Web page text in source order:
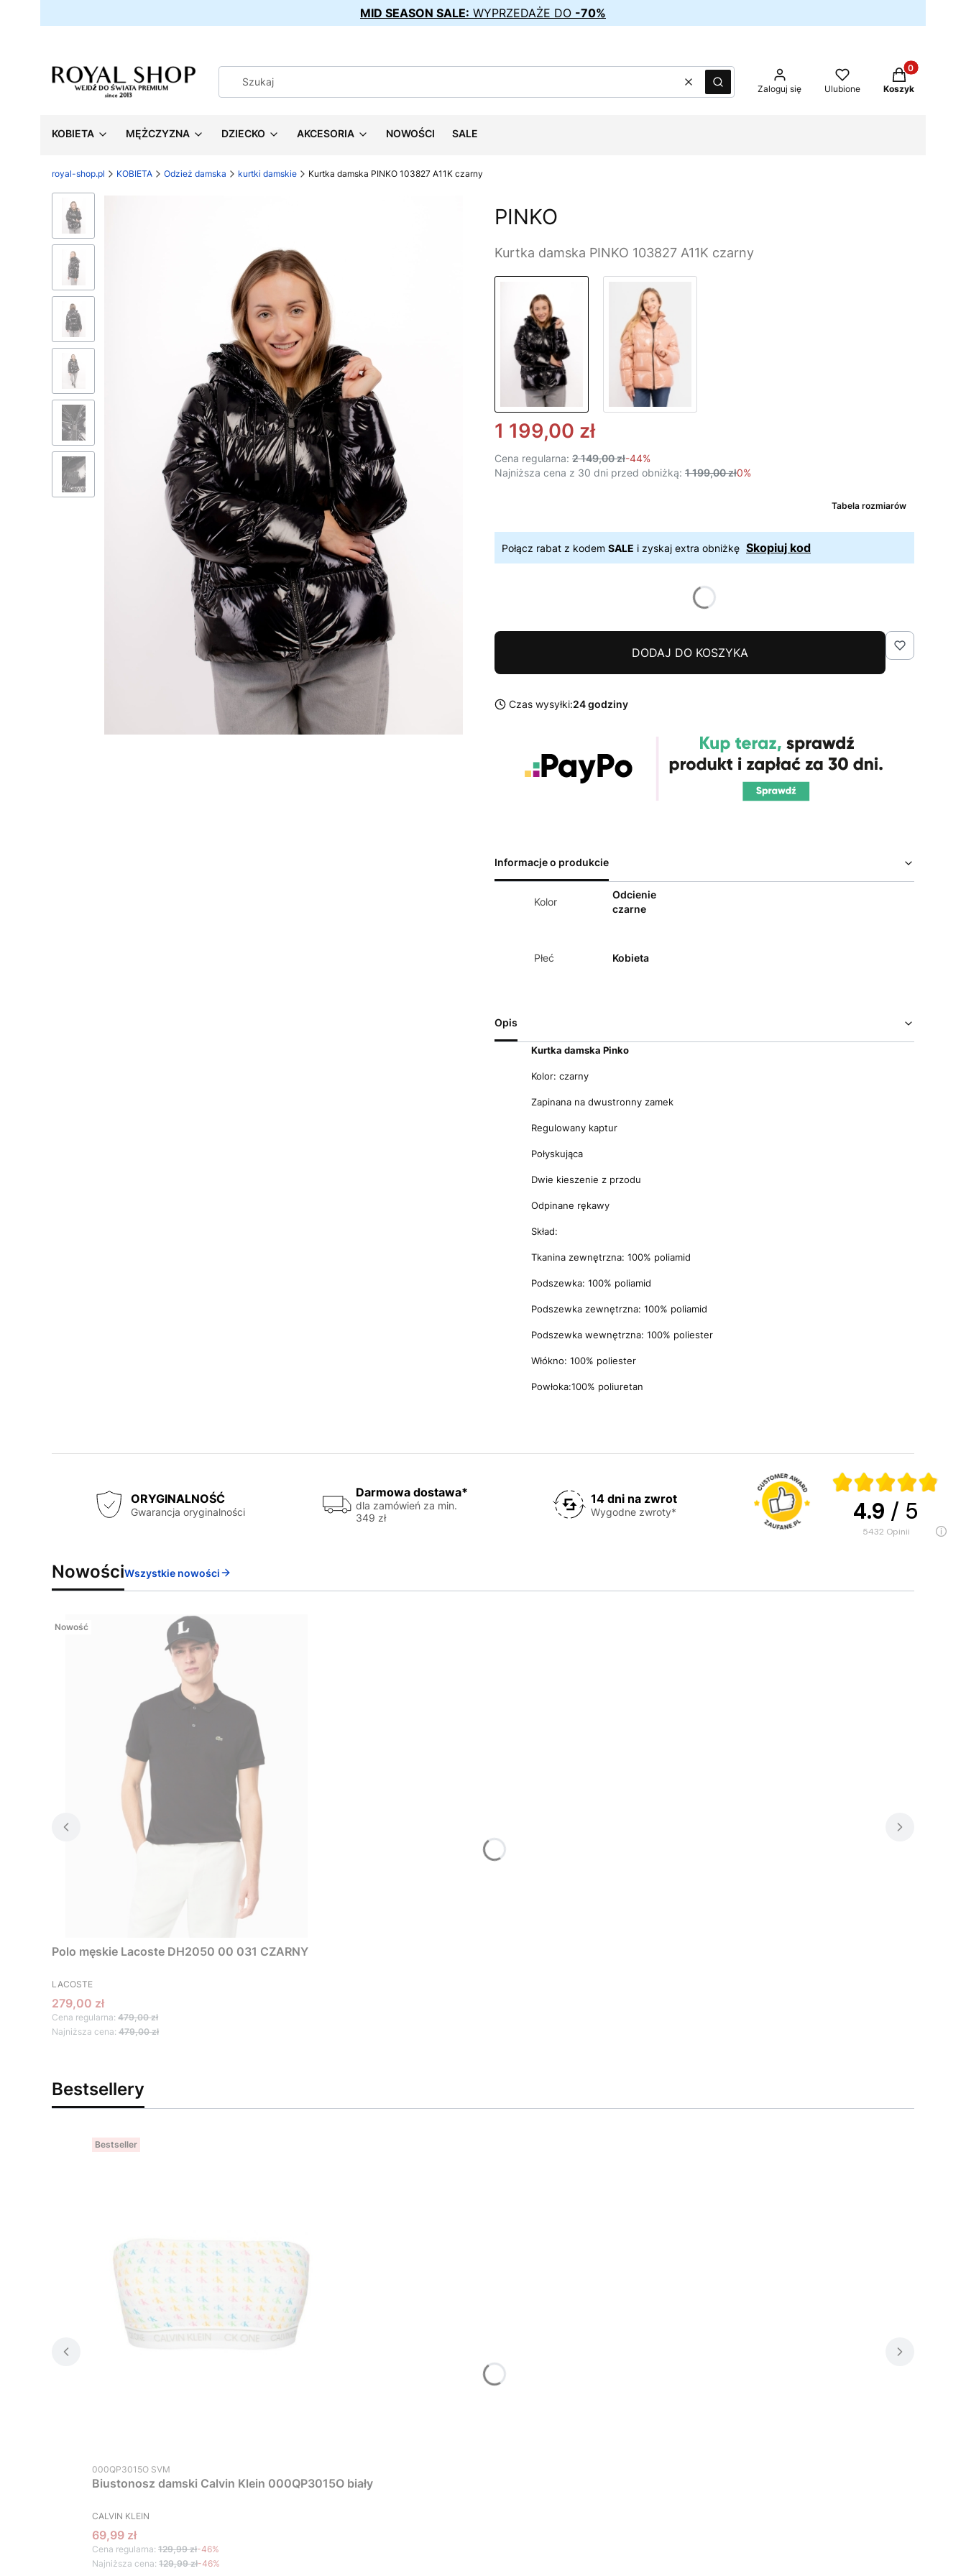
MID SEASON SALE: WYPRZEDAŻE DO -70%
WyczyśćSzukaj Zaloguj się Ulubione
Produkty w
Koszyk
KOBIETA MĘŻCZYZNA DZIECKO AKCESORIA NOWOŚCI SALE
royal-shop.pl KOBIETA Odzież damska kurtki damskie Kurtka damska PINKO 103827 A11K czarny
PINKO
Kurtka damska PINKO 103827 A11K czarny
1 199,00 zł
Cena regularna: 2 149,00 zł-44%
Najniższa cena z 30 dni przed obniżką: 1 199,00 zł0%
Tabela rozmiarów
Połącz rabat z kodem SALE i zyskaj extra obniżkę Skopiuj kod
DODAJ DO KOSZYKA
Czas wysyłki:24 godziny
Informacje o produkcie
Kolor
Odcienie
czarne
Płeć Kobieta
Opis
Kurtka damska Pinko
Kolor: czarny
Zapinana na dwustronny zamek
Regulowany kaptur
Połyskująca
Dwie kieszenie z przodu
Odpinane rękawy
Skład:
Tkanina zewnętrzna: 100% poliamid
Podszewka: 100% poliamid
Podszewka zewnętrzna: 100% poliamid
Podszewka wewnętrzna: 100% poliester
Włókno: 100% poliester
Powłoka:100% poliuretan
ORYGINALNOŚĆ
Gwarancja oryginalności
Darmowa dostawa*
dla zamówień za min.
349 zł
14 dni na zwrot
Wygodne zwroty* 4.9 / 5
5432 opinii
NowościWszystkie nowości
Nowość
Polo męskie Lacoste DH2050 00 031 CZARNY
PRODUCENT
LACOSTE
Cena promocyjna
279,00 zł
Cena regularna: 479,00 zł
Najniższa cena: 479,00 zł
Bestsellery
Bestseller
Kod produktu
000QP3015O SVM
Biustonosz damski Calvin Klein 000QP3015O biały
PRODUCENT
CALVIN KLEIN
Cena promocyjna
69,99 zł
Cena regularna: 129,99 zł-46%
Najniższa cena: 129,99 zł-46%